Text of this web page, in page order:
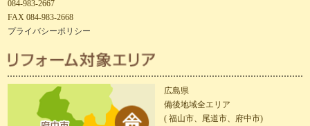
084-983-2667
FAX 084-983-2668
プライバシーポリシー
広島県
備後地域全エリア
( 福山市、尾道市、府中市)